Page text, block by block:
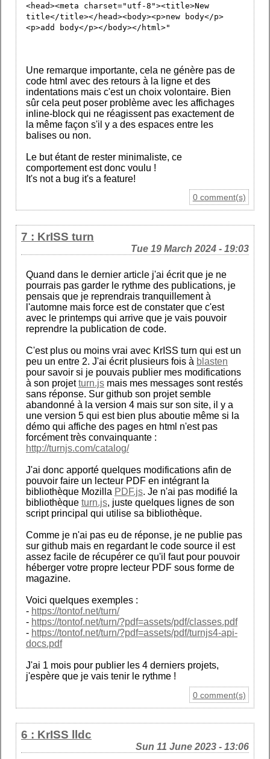
<head><meta charset="utf-8"><title>New
title</title></head><body><p>new body</p>
<p>add body</p></body></html>"
Une remarque importante, cela ne génère pas de
code html avec des retours à la ligne et des
indentations mais c'est un choix volontaire. Bien
sûr cela peut poser problème avec les affichages
inline-block qui ne réagissent pas exactement de
la même façon s'il y a des espaces entre les
balises ou non.
Le but étant de rester minimaliste, ce
comportement est donc voulu !
It's not a bug it's a feature!
0 comment(s)
7 : KrISS turn
Tue 19 March 2024 - 19:03
Quand dans le dernier article j'ai écrit que je ne
pourrais pas garder le rythme des publications, je
pensais que je reprendrais tranquillement à
l'automne mais force est de constater que c'est
avec le printemps qui arrive que je vais pouvoir
reprendre la publication de code.
C'est plus ou moins vrai avec KrISS turn qui est un
peu un entre 2. J'ai écrit plusieurs fois à blasten
pour savoir si je pouvais publier mes modifications
à son projetturn.js mais mes messages sont restés
sans réponse. Sur github son projet semble
abandonné à la version 4 mais sur son site, il y a
une version 5 qui est bien plus aboutie même si la
démo qui affiche des pages en html n'est pas
forcément très convainquante :
http://turnjs.com/catalog/
J'ai donc apporté quelques modifications afin de
pouvoir faire un lecteur PDF en intégrant la
bibliothèque Mozilla PDF.js. Je n'ai pas modifié la
bibliothèque turn.js, juste quelques lignes de son
script principal qui utilise sa bibliothèque.
Comme je n'ai pas eu de réponse, je ne publie pas
sur github mais en regardant le code source il est
assez facile de récupérer ce qu'il faut pour pouvoir
héberger votre propre lecteur PDF sous forme de
magazine.
Voici quelques exemples :
- https://tontof.net/turn/
- https://tontof.net/turn/?pdf=assets/pdf/classes.pdf
- https://tontof.net/turn/?pdf=assets/pdf/turnjs4-api-
docs.pdf
J'ai 1 mois pour publier les 4 derniers projets,
j'espère que je vais tenir le rythme !
0 comment(s)
6 : KrISS lldc
Sun 11 June 2023 - 13:06